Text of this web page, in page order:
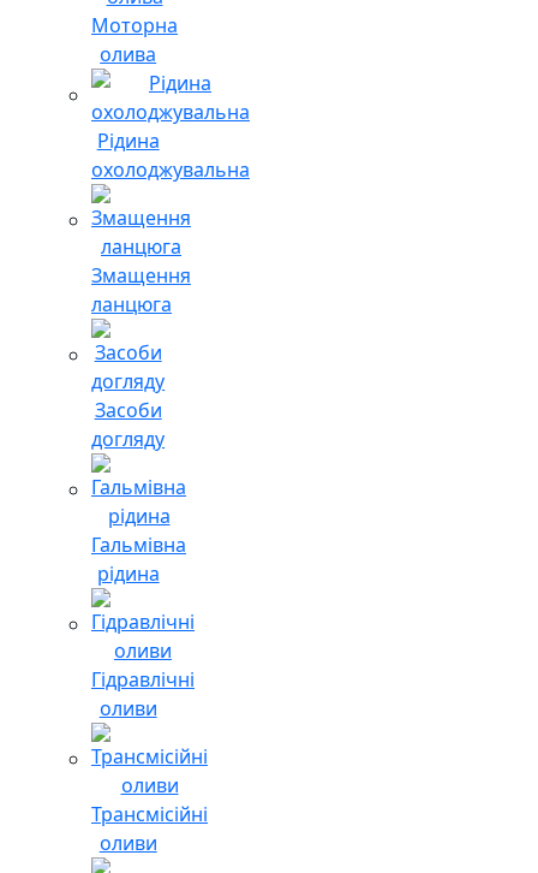
Моторна
олива
Рідина
охолоджувальна
Змащення
ланцюга
Засоби
догляду
Гальмівна
рідина
Гідравлічні
оливи
Трансмісійні
оливи